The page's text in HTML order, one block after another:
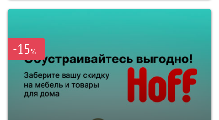
-15%